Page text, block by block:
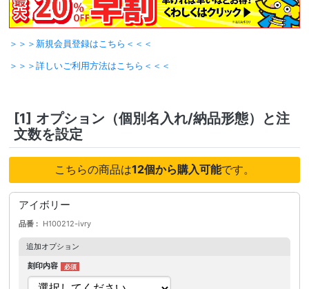
＞＞＞新規会員登録はこちら＜＜＜
＞＞＞詳しいご利用方法はこちら＜＜＜
[1] オプション（個別名入れ/納品形態）と注
文数を設定
こちらの商品は12個から購入可能です。
アイボリー
品番 H100212-ivry
追加オプション
刻印内容